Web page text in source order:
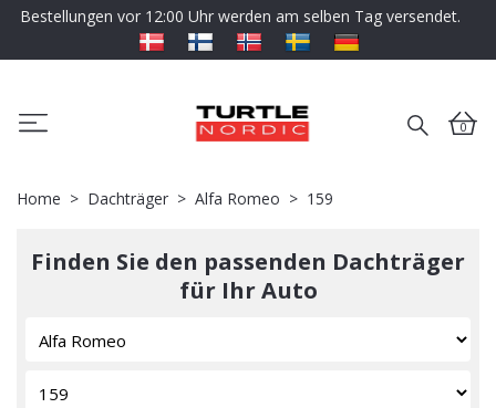
Bestellungen vor 12:00 Uhr werden am selben Tag versendet.
0
Home Dachträger Alfa Romeo 159
Finden Sie den passenden Dachträger
für Ihr Auto